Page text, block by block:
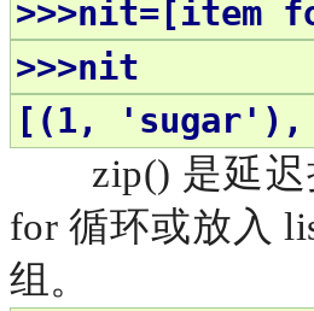
>>>nit
[(1,
zip() 是延
for 循环或放入
组。